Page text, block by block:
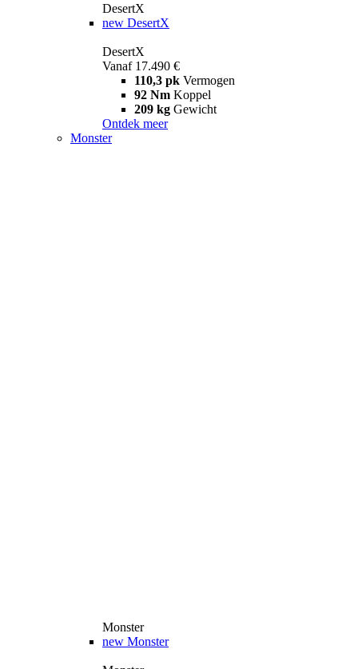
DesertX
new DesertX
DesertX
Vanaf 17.490 €
110,3 pk Vermogen
92 Nm Koppel
209 kg Gewicht
Ontdek meer
Monster
Monster
new Monster